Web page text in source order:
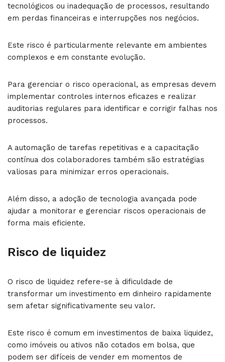
tecnológicos ou inadequação de processos, resultando
em perdas financeiras e interrupções nos negócios.
Este risco é particularmente relevante em ambientes
complexos e em constante evolução.
Para gerenciar o risco operacional, as empresas devem
implementar controles internos eficazes e realizar
auditorias regulares para identificar e corrigir falhas nos
processos.
A automação de tarefas repetitivas e a capacitação
contínua dos colaboradores também são estratégias
valiosas para minimizar erros operacionais.
Além disso, a adoção de tecnologia avançada pode
ajudar a monitorar e gerenciar riscos operacionais de
forma mais eficiente.
Risco de liquidez
O risco de liquidez refere-se à dificuldade de
transformar um investimento em dinheiro rapidamente
sem afetar significativamente seu valor.
Este risco é comum em investimentos de baixa liquidez,
como imóveis ou ativos não cotados em bolsa, que
podem ser difíceis de vender em momentos de